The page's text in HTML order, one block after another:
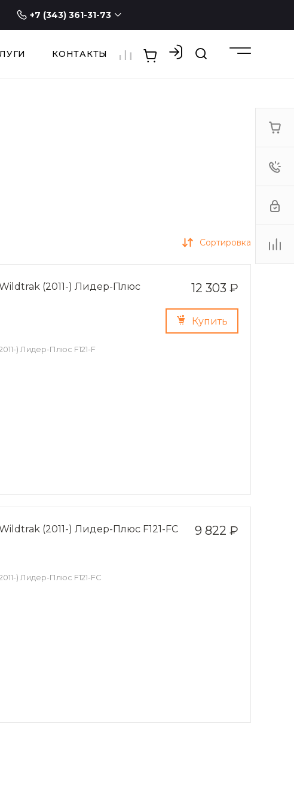
+7 (343) 361-31-73
+7 (343) 361-31-73
КОНТАКТЫ
Сортировка
12 303 ₽
Купить
(2011-) Лидер-Плюс
) Лидер-Плюс F121-F
9 822 ₽
(2011-) Лидер-Плюс F121-FC
) Лидер-Плюс F121-FC